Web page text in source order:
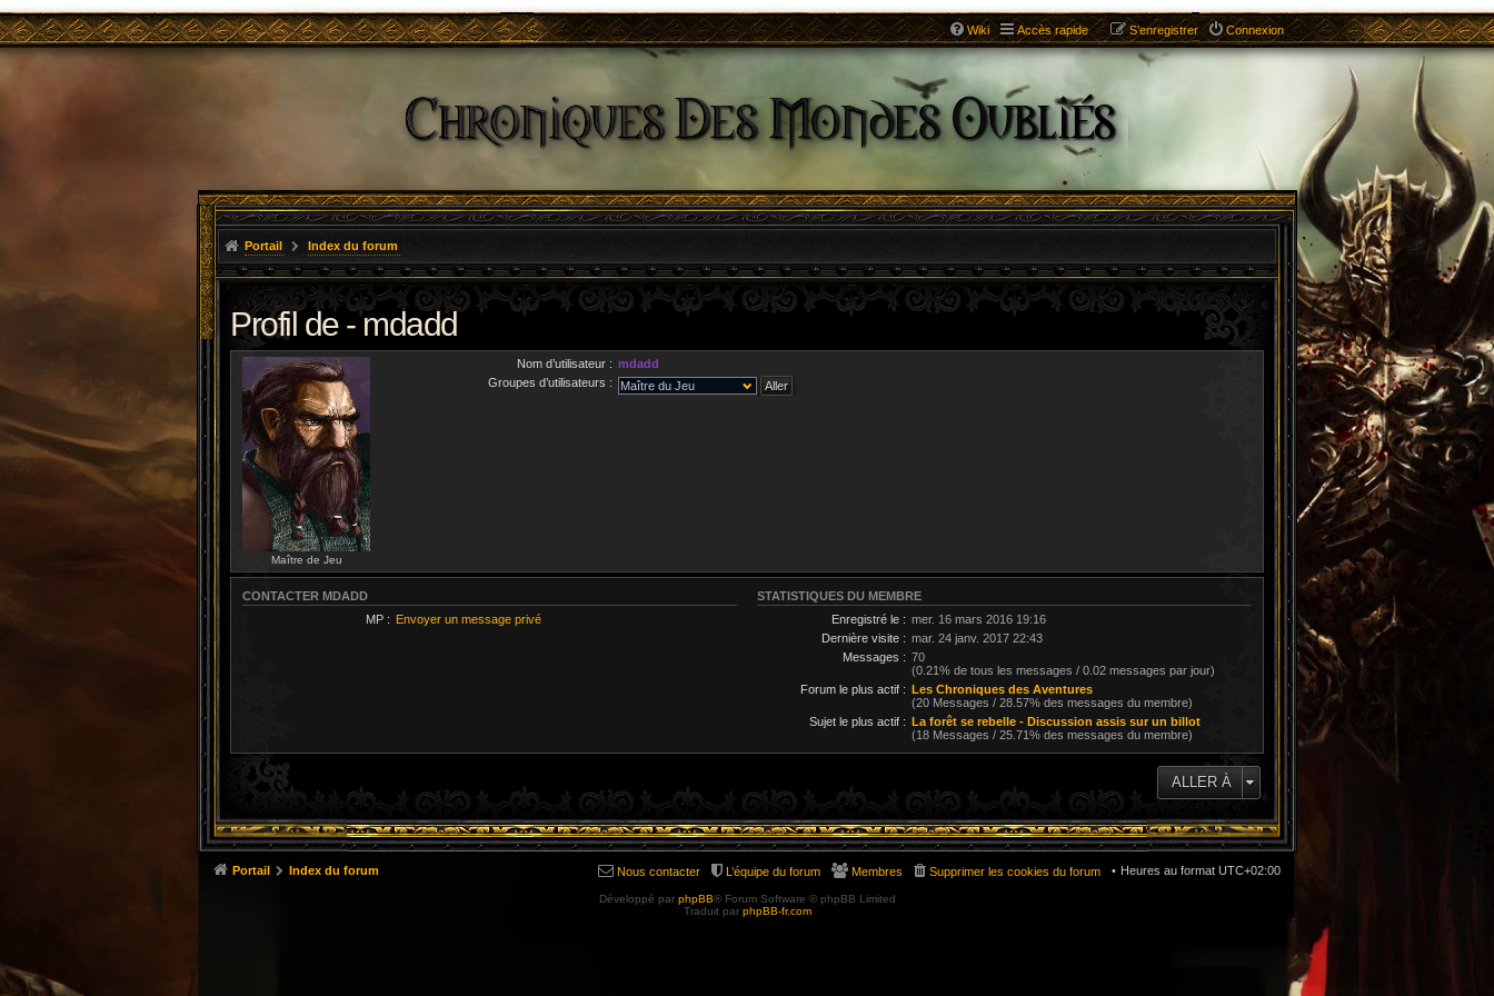
Wiki Accès rapide Connexion
S’enregistrer
Portail Index du forum
Profil de - mdadd
Maître de Jeu
Nom d’utilisateur : mdadd
Groupes d’utilisateurs :
CONTACTER MDADD
MP : Envoyer un message privé
STATISTIQUES DU MEMBRE
Enregistré le : mer. 16 mars 2016 19:16
Dernière visite : mar. 24 janv. 2017 22:43
Messages : 70
(0.21% de tous les messages / 0.02 messages par jour)
Forum le plus actif : Les Chroniques des Aventures
(20 Messages / 28.57% des messages du membre)
Sujet le plus actif : La forêt se rebelle - Discussion assis sur un billot
(18 Messages / 25.71% des messages du membre)
ALLER À
Portail Index du forum Heures au format UTC+02:00
Supprimer les cookies du forum
Membres
L’équipe du forum
Nous contacter
Développé par phpBB® Forum Software © phpBB Limited
Traduit par phpBB-fr.com